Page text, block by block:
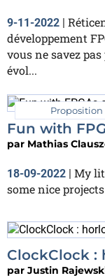
9-11-2022 |
développement
vous ne savez
évol...
Proposition
Fun with
par Mathias
18-09-2022 | My
some nice
ClockClock :
par Justin